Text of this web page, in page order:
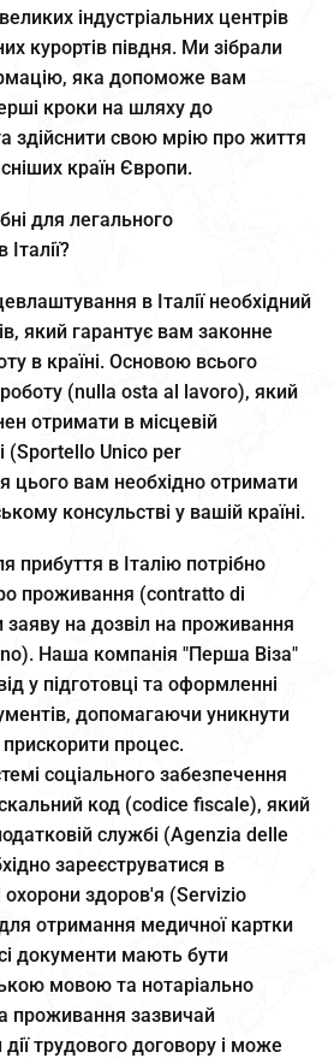
великих індустріальних центрів
курортів півдня. Ми зібрали
яка допоможе вам
кроки на шляху до
здійснити свою мрію про життя
країн Європи.
для легального
в Італії необхідний
який гарантує вам законне
в країні. Основою всього
(nulla osta al lavoro), який
отримати в місцевій
(Sportello Unico per
цього вам необхідно отримати
консульстві у вашій країні.
прибуття в Італію потрібно
проживання (contratto di
на дозвіл на проживання
Наша компанія "Перша Віза"
у підготовці та оформленні
допомагаючи уникнути
процес.
соціального забезпечення
код (codice fiscale), який
службі (Agenzia delle
зареєструватися в
охорони здоров'я (Servizio
отримання медичної картки
документи мають бути
мовою та нотаріально
проживання зазвичай
трудового договору і може